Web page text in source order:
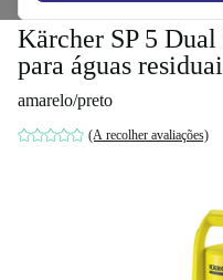
Kärcher SP 5
para águas
amarelo/preto
(A recolher avaliações)